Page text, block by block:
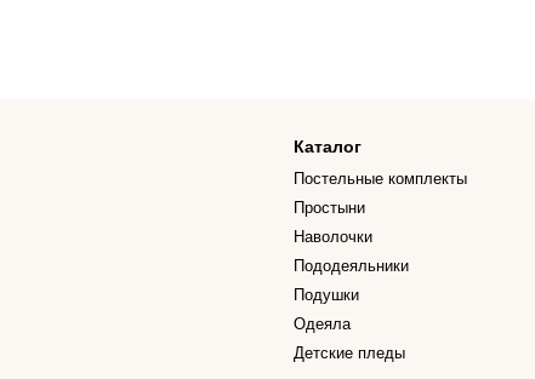
Каталог
Постельные комплекты
Простыни
Наволочки
Пододеяльники
Подушки
Одеяла
Детские пледы